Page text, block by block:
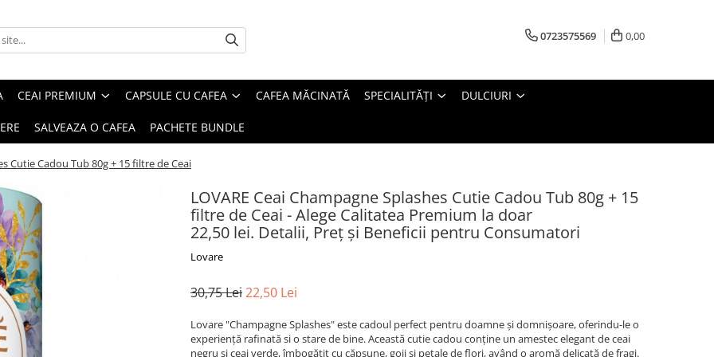
0723575569 0,00
CEAI PREMIUM CAPSULE CU CAFEA CAFEA MĂCINATĂ SPECIALITĂȚI DULCIURI
SALVEAZA O CAFEA PACHETE BUNDLE
Cutie Cadou Tub 80g + 15 filtre de Ceai
LOVARE Ceai Champagne Splashes Cutie Cadou Tub 80g + 15
filtre de Ceai - Alege Calitatea Premium la doar
22,50 lei. Detalii, Preț și Beneficii pentru Consumatori
Lovare
30,75 Lei22,50 Lei
Lovare "Champagne Splashes" este cadoul perfect pentru doamne și domnișoare, oferindu-le o
experiență rafinată si o stare de bine. Această cutie cadou conține un amestec elegant de ceai
negru și ceai verde, îmbogățit cu căpșune, goji și petale de flori, având o aromă delicată de fragi.